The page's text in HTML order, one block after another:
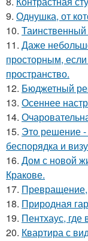
9. Однушка, от
10.
11. Даже
просторным,
пространство.
12. Бюджетный
13. Осеннее
14.
15. Это решение -
беспорядка и
16. Дом с новой
Кракове.
17. Превращение,
18. Природная
19. Пентхаус, где
20. Квартира с